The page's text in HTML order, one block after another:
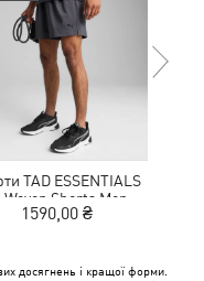
TAD ESSENTIALS
Woven Shorts Men
1590,00 ₴
досягнень і кращої форми.